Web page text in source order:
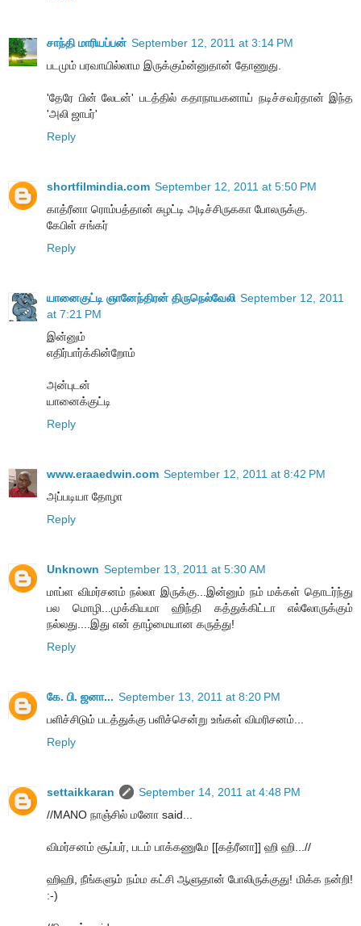
சாந்தி மாரியப்பன் September 12, 2011 at 3:14 PM
படமும் பரவாயில்லாம இருக்கும்ன்னுதான் தோணுது.
'தேரே பின் லேடன்' படத்தில் கதாநாயகனாய் நடிச்சவர்தான் இந்த
'அலி ஜாபர்'
Reply
shortfilmindia.com September 12, 2011 at 5:50 PM
காத்ரீனா ரொம்பத்தான் சுழட்டி அடிச்சிருககா போலருக்கு.
கேபிள் சங்கர்
Reply
யானைகுட்டி ஞானேந்திரன் திருநெல்வேலி September 12, 2011
at 7:21 PM
இன்னும்
எதிர்பார்க்கின்றோம்
அன்புடன்
யானைக்குட்டி
Reply
www.eraaedwin.com September 12, 2011 at 8:42 PM
அப்படியா தோழா
Reply
Unknown September 13, 2011 at 5:30 AM
மாப்ள விமர்சனம் நல்லா இருக்கு...இன்னும் நம் மக்கள் தொடர்ந்து
பல மொழி...முக்கியமா ஹிந்தி கத்துக்கிட்டா எல்லோருக்கும்
நல்லது....இது என் தாழ்மையான கருத்து!
Reply
கே. பி. ஜனா... September 13, 2011 at 8:20 PM
பளிச்சிடும் படத்துக்கு பளிச்சென்று உங்கள் விமரிசனம்...
Reply
settaikkaran
September 14, 2011 at 4:48 PM
//MANO நாஞ்சில் மனோ said...
விமர்சனம் சூப்பர், படம் பாக்கணுமே [[கத்ரீனா]] ஹி ஹி...//
ஹிஹி, நீங்களும் நம்ம கட்சி ஆளுதான் போலிருக்குது! மிக்க நன்றி!
:-)